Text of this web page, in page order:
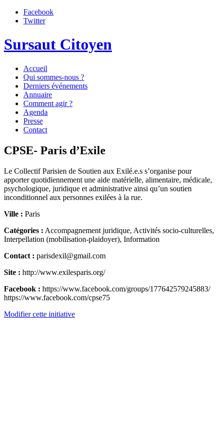
Facebook
Twitter
Sursaut Citoyen
Accueil
Qui sommes-nous ?
Derniers événements
Annuaire
Comment agir ?
Agenda
Presse
Contact
CPSE- Paris d’Exile
Le Collectif Parisien de Soutien aux Exilé.e.s s’organise pour
apporter quotidiennement une aide matérielle, alimentaire, médicale,
psychologique, juridique et administrative ainsi qu’un soutien
inconditionnel aux personnes exilées à la rue.
Ville : Paris
Catégories : Accompagnement juridique, Activités socio-culturelles,
Interpellation (mobilisation-plaidoyer), Information
Contact : parisdexil@gmail.com
Site : http://www.exilesparis.org/
Facebook : https://www.facebook.com/groups/177642579245883/
https://www.facebook.com/cpse75
Modifier cette initiative